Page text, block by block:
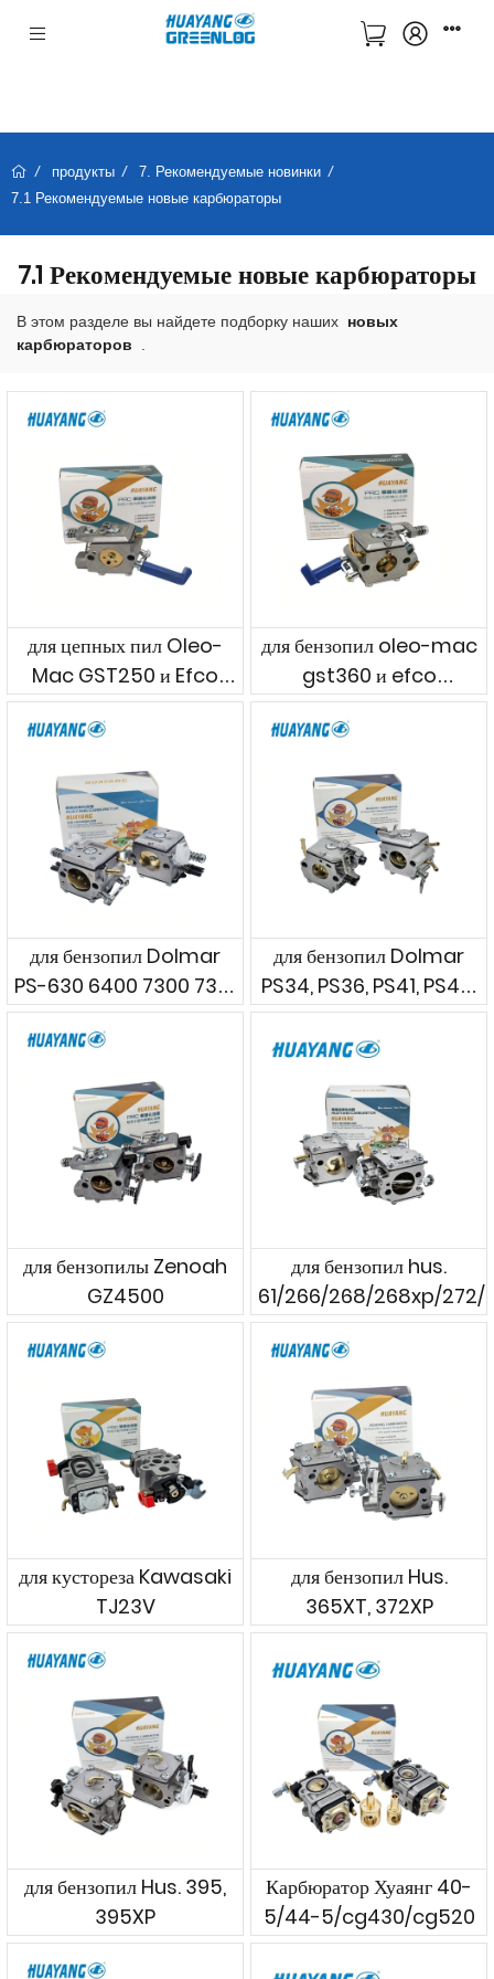
продукты
7. Рекомендуемые новинки
7.1 Рекомендуемые новые карбюраторы
7.1 Рекомендуемые новые карбюраторы
В этом разделе вы найдете подборку наших новых
карбюраторов
для цепных пил Oleo-
Mac GST250 и Efco
MTT2500
для бензопил oleo-mac
gst360 и efco
mtt3600
для бензопил Dolmar
PS-630 6400 7300 7310
7900 и Makita DCS
6401 DCS 7301 DCS
7901
для бензопил Dolmar
PS34, PS36, PS41, PS45,
PS4610 и Makita
DCS34, DCS36, DCS41,
для бензопилы Zenoah
GZ4500
для бензопил hus.
61/266/268/268xp/272/
для кустореза Kawasaki
TJ23V
для бензопил Hus.
365XT, 372XP
для бензопил Hus. 395,
395XP
Карбюратор Хуаянг 40-
5/44-5/cg430/cg520